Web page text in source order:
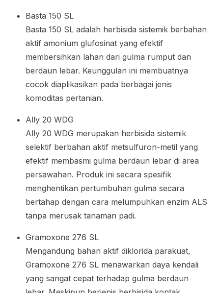
Basta 150 SL
Basta 150 SL adalah herbisida sistemik berbahan
aktif amonium glufosinat yang efektif
membersihkan lahan dari gulma rumput dan
berdaun lebar. Keunggulan ini membuatnya
cocok diaplikasikan pada berbagai jenis
komoditas pertanian.
Ally 20 WDG
Ally 20 WDG merupakan herbisida sistemik
selektif berbahan aktif metsulfuron-metil yang
efektif membasmi gulma berdaun lebar di area
persawahan. Produk ini secara spesifik
menghentikan pertumbuhan gulma secara
bertahap dengan cara melumpuhkan enzim ALS
tanpa merusak tanaman padi.
Gramoxone 276 SL
Mengandung bahan aktif diklorida parakuat,
Gramoxone 276 SL menawarkan daya kendali
yang sangat cepat terhadap gulma berdaun